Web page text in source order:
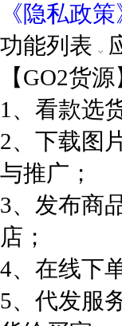
《隐私政策
功能列表
【GO2货
1、看款选
2、下载图
与推广；
3、发布商
店；
4、在线下
5、代发服